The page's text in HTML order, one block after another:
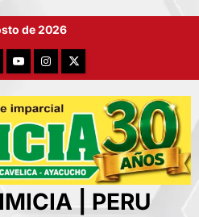
de 2026
YouTubeInstagram
X
| PERU